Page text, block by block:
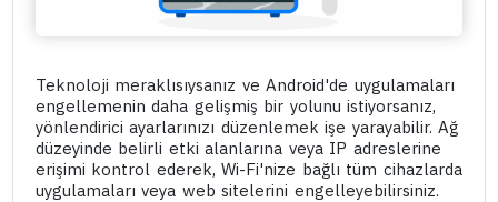
Teknoloji meraklısıysanız ve Android'de uygulamaları
engellemenin daha gelişmiş bir yolunu istiyorsanız,
yönlendirici ayarlarınızı düzenlemek işe yarayabilir. Ağ
düzeyinde belirli etki alanlarına veya IP adreslerine
erişimi kontrol ederek, Wi-Fi'nize bağlı tüm cihazlarda
uygulamaları veya web sitelerini engelleyebilirsiniz.